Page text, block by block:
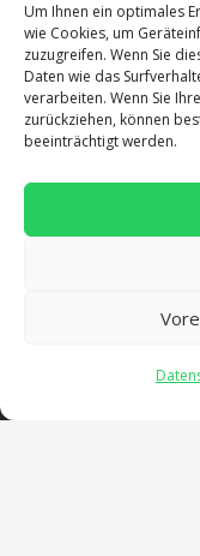
Um Ihnen ein optimales
wie Cookies, um
zuzugreifen. Wenn Sie
Daten wie das
verarbeiten. Wenn Sie
zurückziehen, können
beeinträchtigt werden.
Adresse
Salentinstr. 12